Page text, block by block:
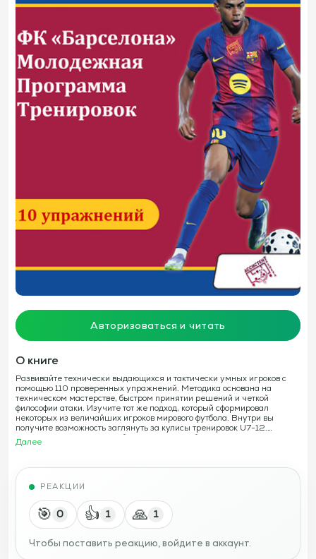
Авторизоваться и читать
О книге
Развивайте технически выдающихся и тактически умных игроков с
помощью 110 проверенных упражнений. Методика основана на
техническом мастерстве, быстром принятии решений и четкой
философии атаки. Изучите тот же подход, который сформировал
некоторых из величайших игроков мирового футбола. Внутри вы
получите возможность заглянуть за кулисы тренировок U7-12.
Тренировки включают в себя рисунки, подробные описания, советы
тренеров и последовательности действий, которые позволяют
ускорения развития игроков. В 110 упражнениях мы охватываем все
ключевые области развития игроков: первое касание, дриблинг,
передачи, 1 х 1, завершение атаки, позиционная игра и принятие
7 (3-2-1) с профилями ролей игроков и подробными принципами
атаки и защиты, что дает вам уникальное представление о том, как
развивать навыки игроков с глубоким пониманием тактики.
Далее
РЕАКЦИИ
🎯 0 👍 1 🙏 1
Чтобы поставить реакцию, войдите в аккаунт.